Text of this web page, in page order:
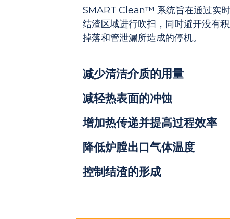
SMART Clean™ 系统旨在通过实
结渣区域进行吹扫，同时避开没有
掉落和管泄漏所造成的停机。
减少清洁介质的用量
减轻热表面的冲蚀
增加热传递并提高过程效率
降低炉膛出口气体温度
控制结渣的形成